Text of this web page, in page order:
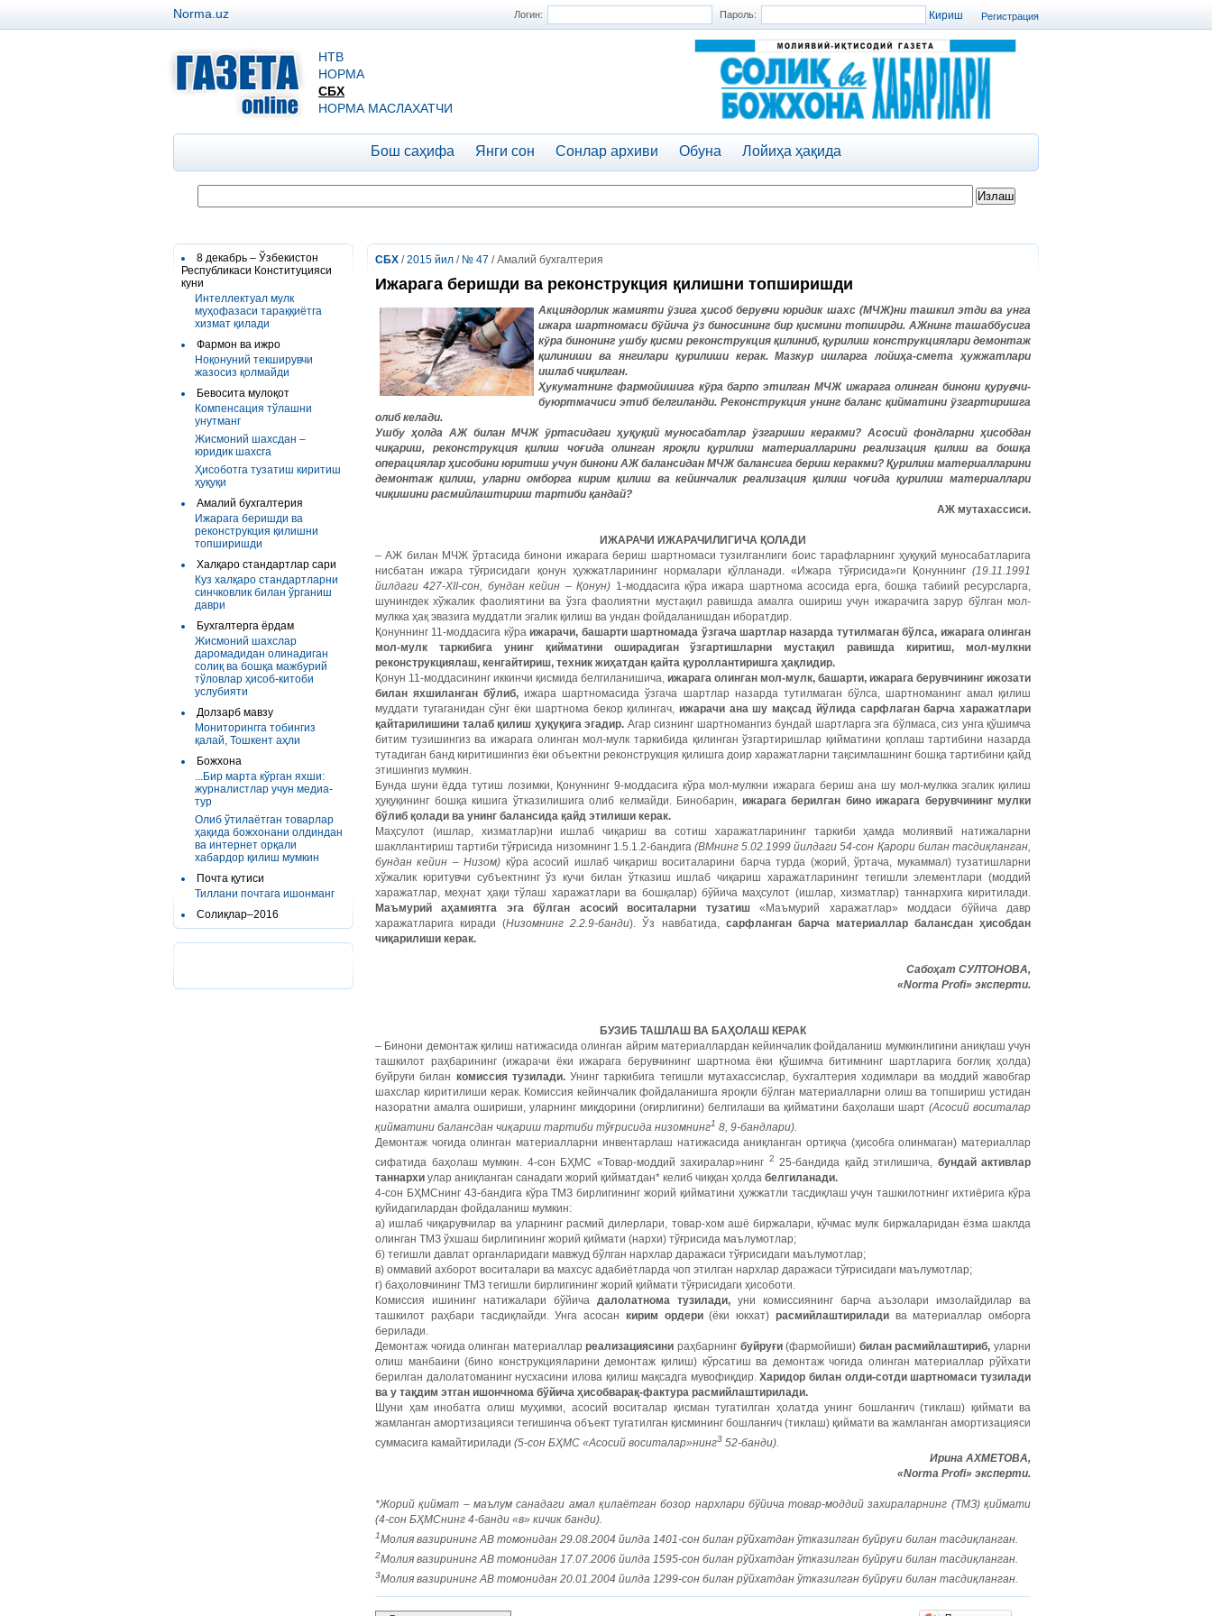
Регистрация
Логин: Пароль:
Norma.uz
НТВ
НОРМА
СБХ
НОРМА МАСЛАХАТЧИ
Бош саҳифа Янги сон Сонлар архиви Обуна Лойиҳа ҳақида
8 декабрь – Ўзбекистон
Республикаси Конституцияси
куни
Интеллектуал мулк
муҳофазаси тараққиётга
хизмат қилади
Фармон ва ижро
Ноқонуний текширувчи
жазосиз қолмайди
Бевосита мулоқот
Компенсация тўлашни
унутманг
Жисмоний шахсдан –
юридик шахсга
Ҳисоботга тузатиш киритиш
ҳуқуқи
Амалий бухгалтерия
Ижарага беришди ва
реконструкция қилишни
топширишди
Халқаро стандартлар сари
Куз халқаро стандартларни
синчковлик билан ўрганиш
даври
Бухгалтерга ёрдам
Жисмоний шахслар
даромадидан олинадиган
солиқ ва бошқа мажбурий
тўловлар ҳисоб-китоби
услубияти
Долзарб мавзу
Мониторингга тобингиз
қалай, Тошкент аҳли
Божхона
...Бир марта кўрган яхши:
журналистлар учун медиа-
тур
Олиб ўтилаётган товарлар
ҳақида божхонани олдиндан
ва интернет орқали
хабардор қилиш мумкин
Почта қутиси
Тиллани почтага ишонманг
Солиқлар–2016
СБХ /2015 йил / № 47 / Амалий бухгалтерия
Ижарага беришди ва реконструкция қилишни топширишди
Акциядорлик жамияти ўзига ҳисоб берувчи юридик шахс(МЧЖ)ни ташкил этди ва унга
ижара шартномаси бўйича ўз биносининг бир қисмини топширди. АЖнинг ташаббусига
кўра бинонинг ушбу қисми реконструкция қилиниб,қурилиш конструкциялари демонтаж
қилиниши ва янгилари қурилиши керак.Мазкур ишларга лойиҳа-смета ҳужжатлари
ишлаб чиқилган.
Ҳукуматнинг фармойишига кўра барпо этилган МЧЖ ижарага олинган бинони қурувчи-
буюртмачиси этиб белгиланди. Реконструкция унинг баланс қийматини ўзгартиришга
олиб келади.
Ушбу ҳолда АЖ билан МЧЖ ўртасидаги ҳуқуқий муносабатлар ўзгариши керакми? Асосий фондларни ҳисобдан
чиқариш, реконструкция қилиш чоғида олинган яроқли қурилиш материалларини реализация қилиш ва бошқа
операциялар ҳисобини юритиш учун бинони АЖ балансидан МЧЖ балансига бериш керакми? Қурилиш материалларини
демонтаж қилиш, уларни омборга кирим қилиш ва кейинчалик реализация қилиш чоғида қурилиш материаллари
чиқишини расмийлаштириш тартиби қандай?
АЖ мутахассиси.
ИЖАРАЧИ ИЖАРАЧИЛИГИЧА ҚОЛАДИ
– АЖ билан МЧЖ ўртасида бинони ижарага бериш шартномаси тузилганлиги боис тарафларнинг ҳуқуқий муносабатларига
нисбатан ижара тўғрисидаги қонун ҳужжатларининг нормалари қўлланади. «Ижара тўғрисида»ги Қонуннинг (19.11.1991
йилдаги 427-XII-сон, бундан кейин – Қонун) 1-моддасига кўра ижара шартнома асосида ерга, бошқа табиий ресурсларга,
шунингдек хўжалик фаолиятини ва ўзга фаолиятни мустақил равишда амалга ошириш учун ижарачига зарур бўлган мол-
мулкка ҳақ эвазига муддатли эгалик қилиш ва ундан фойдаланишдан иборатдир.
Қонуннинг 11-моддасига кўраижарачи, башарти шартномада ўзгача шартлар назарда тутилмаган бўлса, ижарага олинган
мол-мулк таркибига унинг қийматини оширадиган ўзгартишларни мустақил равишда киритиш, мол-мулкни
реконструкциялаш, кенгайтириш, техник жиҳатдан қайта қуроллантиришга ҳақлидир.
Қонун 11-моддасининг иккинчи қисмида белгиланишича, ижарага олинган мол-мулк, башарти, ижарага берувчининг ижозати
билан яхшиланган бўлиб, ижара шартномасида ўзгача шартлар назарда тутилмаган бўлса, шартноманинг амал қилиш
муддати тугаганидан сўнг ёки шартнома бекор қилингач, ижарачи ана шу мақсад йўлида сарфлаган барча харажатлари
қайтарилишини талаб қилиш ҳуқуқига эгадир. Агар сизнинг шартномангиз бундай шартларга эга бўлмаса, сиз унга қўшимча
битим тузишингиз ва ижарага олинган мол-мулк таркибида қилинган ўзгартиришлар қийматини қоплаш тартибини назарда
тутадиган банд киритишингиз ёки объектни реконструкция қилишга доир харажатларни тақсимлашнинг бошқа тартибини қайд
этишингиз мумкин.
Бунда шуни ёдда тутиш лозимки, Қонуннинг ­9-моддасига кўра мол-мулкни ижарага бериш ана шу мол-мулкка эгалик қилиш
ҳуқуқининг бошқа кишига ўтказилишига олиб келмайди. Бинобарин, ижарага берилган бино ижарага берувчининг мулки
бўлиб қолади ва унинг балансида қайд этилиши керак.
Маҳсулот (ишлар, хизматлар)ни ишлаб чиқариш ва сотиш харажатларининг таркиби ҳамда молиявий натижаларни
шакллантириш тартиби тўғрисида низомнинг 1.5.1.2-бандига (ВМнинг 5.02.1999 йилдаги 54-сон Қарори билан тасдиқланган,
бундан кейин – Низом) кўра асосий ишлаб чиқариш воситаларини барча турда (жорий, ўртача, мукаммал) тузатишларни
хўжалик юритувчи субъектнинг ўз кучи билан ўтказиш ишлаб чиқариш харажатларининг тегишли элементлари (моддий
харажатлар, меҳнат ҳақи тўлаш харажатлари ва бошқалар) бўйича маҳсулот (ишлар, хизматлар) таннархига киритилади.
Маъмурий аҳамиятга эга бўлган асосий воситаларни тузатиш«Маъмурий харажатлар» моддаси бўйича давр
харажатларига киради (Низомнинг 2.2.9-банди). Ўз навбатида, сарфланган барча материаллар балансдан ҳисобдан
чиқарилиши керак.
Сабоҳат СУЛТОНОВА,
«Norma Profi» эксперти.
БУЗИБ ТАШЛАШ ВА БАҲОЛАШ КЕРАК
– Бинони демонтаж қилиш натижасида олинган айрим материаллардан кейинчалик фойдаланиш мумкинлигини аниқлаш учун
ташкилот раҳбарининг (ижарачи ёки ижарага берувчининг шартнома ёки қўшимча битимнинг шартларига боғлиқ ҳолда)
буйруғи билан комиссия тузилади.Унинг таркибига тегишли мутахассислар, бухгалтерия ходимлари ва моддий жавобгар
шахслар киритилиши керак. Комиссия кейинчалик фойдаланишга яроқли бўлган материалларни олиш ва топшириш устидан
назоратни амалга ошириши, уларнинг миқдорини (оғирлигини) белгилаши ва қийматини баҳолаши шарт (Асосий воситалар
қийматини балансдан чиқариш тартиби тўғрисида низомнинг1 8, 9-бандлари).
Демонтаж чоғида олинган материалларни инвентарлаш натижасида аниқланган ортиқча (ҳисобга олинмаган) материаллар
сифатида баҳолаш мумкин. 4-сон БҲМС «Товар-моддий захиралар»нинг 2 25-бандида қайд этилишича, бундай активлар
таннархи улар аниқланган санадаги жорий қийматдан* келиб чиққан ҳолда белгиланади.
4-сон БҲМСнинг 43-бандига кўра ТМЗ бирлигининг жорий қийматини ҳужжатли тасдиқлаш учун ташкилотнинг ихтиёрига кўра
қуйидагилардан фойдаланиш мумкин:
а) ишлаб чиқарувчилар ва уларнинг расмий дилерлари, товар-хом ашё биржалари, кўчмас мулк биржаларидан ёзма шаклда
олинган ТМЗ ўхшаш бирлигининг жорий қиймати (нархи) тўғрисида маълумотлар;
б) тегишли давлат органларидаги мавжуд бўлган нархлар даражаси тўғрисидаги маълумотлар;
в) оммавий ахборот воситалари ва махсус адабиётларда чоп этилган нархлар даражаси тўғрисидаги маълумотлар;
г) баҳоловчининг ТМЗ тегишли бирлигининг жорий қиймати тўғрисидаги ҳисоботи.
Комиссия ишининг натижалари бўйича далолатнома тузилади, уни комиссиянинг барча аъзолари имзолайдилар ва
ташкилот раҳбари тасдиқлайди. Унга асосан кирим ордери(ёки юкхат) расмийлаштириладива материаллар омборга
берилади.
Демонтаж чоғида олинган материалларреализациясини раҳбарнинг буйруғи(фармойиши) билан расмийлаштириб, уларни
олиш манбаини (бино конструкцияларини демонтаж қилиш) кўрсатиш ва демонтаж чоғида олинган материаллар рўйхати
берилган далолатоманинг нусхасини илова қилиш мақсадга мувофиқдир.Харидор билан олди-сотди шартномаси тузилади
ва у тақдим этган ишончнома бўйича ҳисобварақ-фактура расмийлаштирилади.
Шуни ҳам инобатга олиш муҳимки, асосий воситалар қисман тугатилган ҳолатда унинг бошланғич (тиклаш) қиймати ва
жамланган амортизацияси тегишинча объект тугатилган қисмининг бошланғич (тиклаш) қиймати ва жамланган амортизацияси
суммасига камайтирилади (5-сон БҲМС «Асосий воситалар»нинг3 52-банди).
Ирина АХМЕТОВА,
«Norma Profi» эксперти.
*Жорий қиймат – маълум санадаги амал қилаётган бозор нархлари бўйича товар-моддий захираларнинг (ТМЗ)қиймати
(4-сон БҲМСнинг 4-банди «в» кичик банди).
1Молия вазирининг АВ томонидан 29.08.2004 йилда 1401-сон билан рўйхатдан ўтказилган буйруғи билан тасдиқланган.
2Молия вазирининг АВ томонидан 17.07.2006 йилда 1595-сон билан рўйхатдан ўтказилган буйруғи билан тасдиқланган.
3Молия вазирининг АВ томонидан 20.01.2004 йилда 1299-сон билан рўйхатдан ўтказилган буйруғи билан тасдиқланган.